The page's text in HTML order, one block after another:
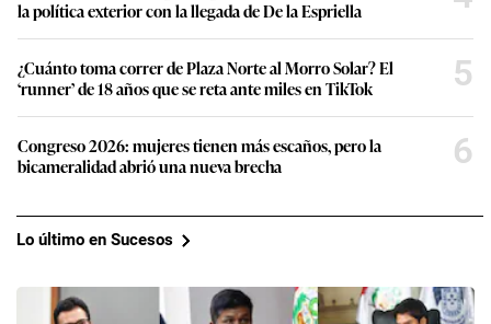
la política exterior con la llegada de De la Espriella
¿Cuánto toma correr de Plaza Norte al Morro Solar? El
‘runner’ de 18 años que se reta ante miles en TikTok
5
Congreso 2026: mujeres tienen más escaños, pero la
bicameralidad abrió una nueva brecha
6
Lo último en Sucesos